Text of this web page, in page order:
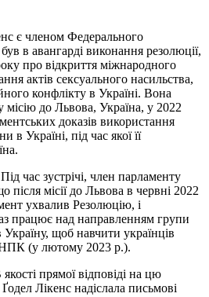
є членом Федерального
в авангарді виконання резолюції,
про відкриття міжнародного
актів сексуального насильства,
конфлікту в Україні. Вона
місію до Львова, Україна, у 2022
доказів використання
в Україні, під час якої її
Під час зустрічі, член парламенту
після місії до Львова в червні 2022
ухвалив Резолюцію, і
працює над направленням групи
Україну, щоб навчити українців
(у лютому 2023 р.).
прямої відповіді на цю
Лікенс надіслала письмові